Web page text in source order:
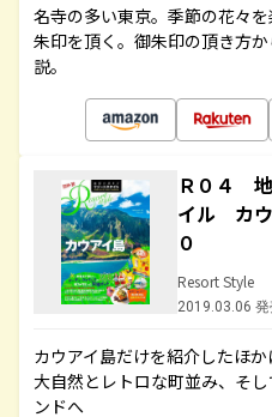
名寺の多い東京。季節の花々
朱印を頂く。御朱印の頂き方
説。
Ｒ０４
イル カ
０
Resort Style
2019.03.06
カウアイ島だけを紹介したほ
大自然とレトロな町並み、そ
ンドへ